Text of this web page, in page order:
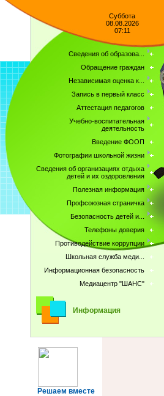
Суббота
08.08.2026
07:11
Сведения об образова...
Обращение граждан
Независимая оценка к...
Запись в первый класс
Аттестация педагогов
Учебно-воспитательная
деятельность
Введение ФООП
Фотографии школьной жизни
Сведения об организациях отдыха
детей и их оздоровления
Полезная информация
Профсоюзная страничка
Безопасность детей и...
Телефоны доверия
Противодействие коррупции
Школьная служба меди...
Информационная безопасность
Медиацентр "ШАНС"
Информация
Решаем вместе